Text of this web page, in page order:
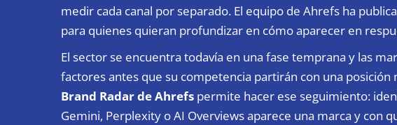
medir cada canal por separado. El equipo de Ahrefs ha
para quienes quieran profundizar en cómo aparecer en
El sector se encuentra todavía en una fase temprana y las
factores antes que su competencia partirán con una posición
Brand Radar de Ahrefs permite hacer ese seguimiento:
Gemini, Perplexity o AI Overviews aparece una marca y con